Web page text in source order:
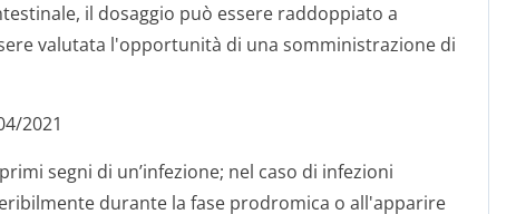
il dosaggio può essere raddoppiato a
valutata l'opportunità di una somministrazione di
2021
segni di un’infezione; nel caso di infezioni
durante la fase prodromica o all'apparire